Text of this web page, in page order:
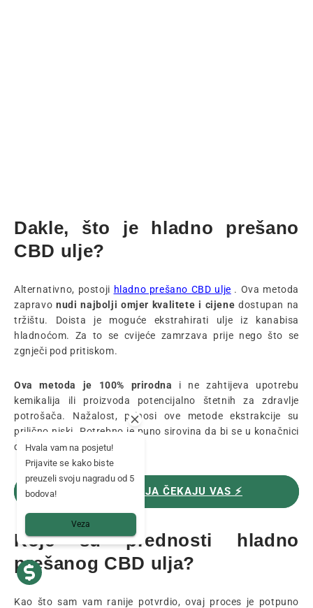
Dakle, što je hladno prešano
CBD ulje?
Alternativno, postoji hladno prešano CBD ulje . Ova metoda
zapravonudi najbolji omjer kvalitete i cijene dostupan na
tržištu. Doista je moguće ekstrahirati ulje iz kanabisa
hladnoćom. Za to se cvijeće zamrzava prije nego što se
zgnječi pod pritiskom.
Ova metoda je 100% prirodna i ne zahtijeva upotrebu
kemikalija ili proizvoda potencijalno štetnih za zdravlje
potrošača. Nažalost, prinosi ove metode ekstrakcije su
prilično niski. Potrebno je puno sirovina da bi se u konačnici
dobila mala količina ulja.
NAŠA CBD ULJA ČEKAJU VAS ⚡️
Koje su prednosti hladno
prešanog CBD ulja?
Kao što sam vam ranije potvrdio, ovaj proces je potpuno
Hvala vam na posjetu!
Prijavite se kako biste
preuzeli svoju nagradu od 5
bodova!
Veza